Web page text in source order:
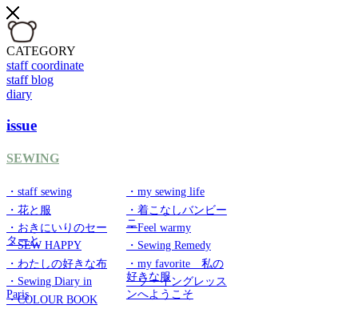
CATEGORY
staff coordinate
staff blog
diary
issue
SEWING
・staff sewing
・my sewing life
・花と服
・着こなしバンビー
ニ
・おきにいりのセー
ターと
・Feel warmy
・SEW HAPPY
・Sewing Remedy
・わたしの好きな布
・my favorite 私の
好きな服
・Sewing Diary in
Paris
・ソーイングレッス
ンへようこそ
・COLOUR BOOK